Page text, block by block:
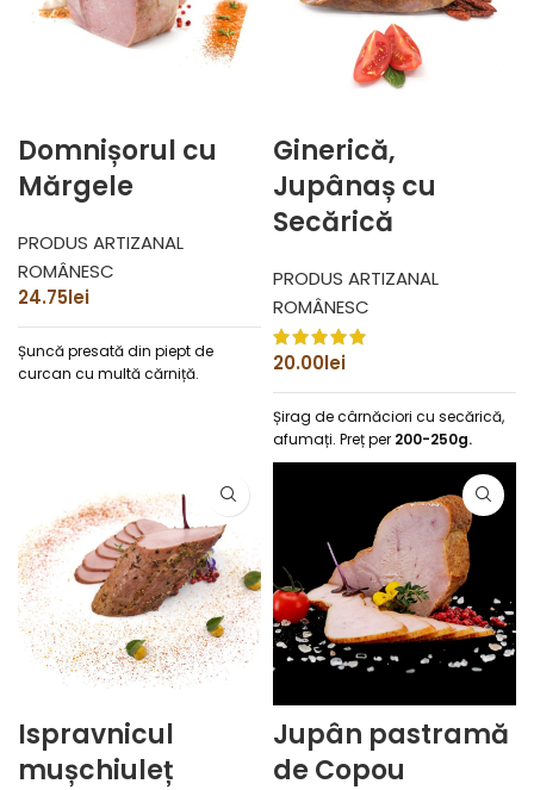
Domnișorul cu
Mărgele
PRODUS ARTIZANAL
ROMÂNESC
24.75lei
Șuncă presată din piept de
curcan cu multă cărniță.
Ginerică,
Jupânaș cu
Secărică
PRODUS ARTIZANAL
ROMÂNESC
20.00lei
Șirag de cârnăciori cu secărică,
afumați. Preț per 200-250g.
Ispravnicul
mușchiuleț
Jupân pastramă
de Copou